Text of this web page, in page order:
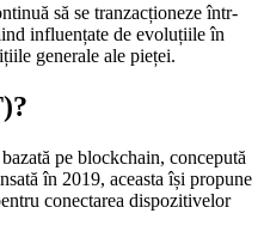
să se tranzacționeze într-
influențate de evoluțiile în
generale ale pieței.
pe blockchain, concepută
în 2019, aceasta își propune
conectarea dispozitivelor